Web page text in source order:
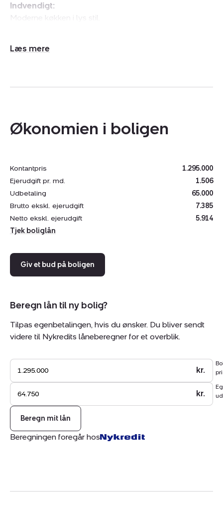
Indvendigt:
Moderne køkken i lys stil.
Større badeværelse i flot moderne stil.
Gæste toilet.
Store terrassearealer.
Overdækket terrasse.
Sommerhuset her indbyder til hyggelige og
afslappende stunder, og med beliggenheden er du
hyggelige stunder ved havnemiljøet eller det lave
fjordvand, som er særdeles kendt for de gode forhold
fremvisning allerede nu, 75 21 24 24.
Økonomien i boligen
Kontantpris
1.295.000
Ejerudgift pr. md.
1.506
Udbetaling
65.000
Brutto ekskl. ejerudgift
7.385
Netto ekskl. ejerudgift
5.914
Tjek boliglån
Giv et bud på boligen
Beregn lån til ny bolig?
Tilpas egenbetalingen, hvis du ønsker. Du bliver sendt
videre til Nykredits låneberegner for et overblik.
kr.
kr.
Beregn mit lån
Beregningen foregår hos